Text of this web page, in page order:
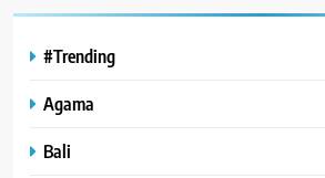
#Trending
Agama
Bali